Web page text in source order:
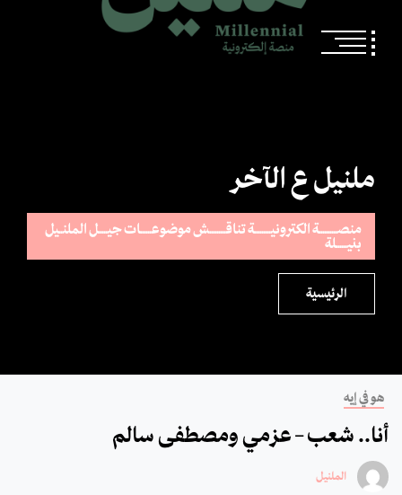
ملنيل ع الآخر
منصــــــــــة الكترونيـــــــــة تناقـــــــــش موضوعــــــات جيـــــل الملنــيل
بنيــــــلة
الرئيسية
هو في إيه
أنا.. شعب – عزمي ومصطفى سالم
الملنيل